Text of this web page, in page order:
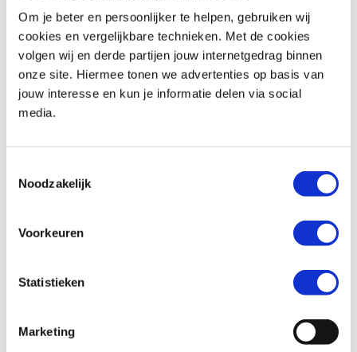
Om je beter en persoonlijker te helpen, gebruiken wij
cookies en vergelijkbare technieken. Met de cookies
volgen wij en derde partijen jouw internetgedrag binnen
onze site. Hiermee tonen we advertenties op basis van
jouw interesse en kun je informatie delen via social
media.
Noodzakelijk
Voorkeuren
Statistieken
Marketing
Moto Guzzi V 85 TT
€ 8.990,-
Moto GuzziGRISO V1200 SE
€ 10.490,-
V 85 TT